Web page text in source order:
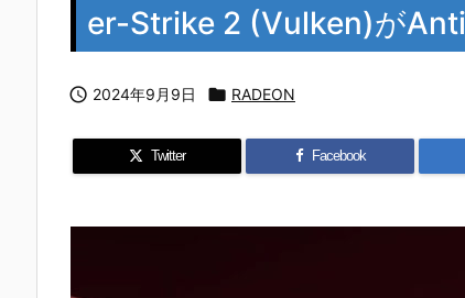
er-Strike 2 (Vulken)が
 2024年9月9日  RADEON
Twitter Facebook